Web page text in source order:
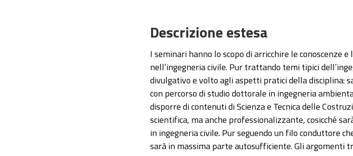
Descrizione estesa
I seminari hanno lo scopo di arricchire le conoscenze
nell’ingegneria civile. Pur trattando temi tipici
divulgativo e volto agli aspetti pratici della disciplina:
con percorso di studio dottorale in ingegneria
disporre di contenuti di Scienza e Tecnica delle
scientifica, ma anche professionalizzante, cosicché
in ingegneria civile. Pur seguendo un filo conduttore
sarà in massima parte autosufficiente. Gli argomenti